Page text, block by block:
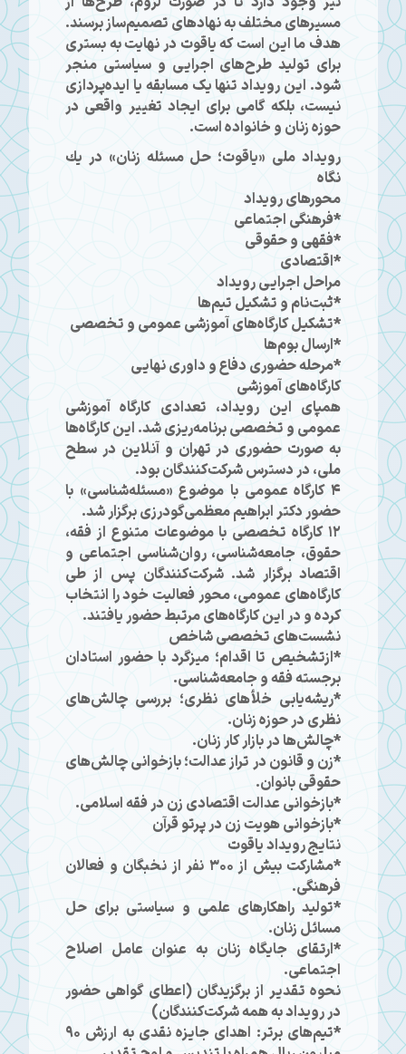
مسیرهای مختلف به نهادهای تصمیم‌ساز برسند.
هدف ما این است که یاقوت در نهایت به بستری
برای تولید طرح‌های اجرایی و سیاستی منجر
شود. این رویداد تنها یک مسابقه یا ایده‌پردازی
نیست، بلکه گامی برای ایجاد تغییر واقعی در
حوزه زنان و خانواده است.
رویداد ملی «یاقوت؛ حل مسئله زنان» در یك
نگاه
محورهای رویداد
*فرهنگی اجتماعی
*فقهی و حقوقی
*اقتصادی
مراحل اجرایی رویداد
*ثبت‌نام و تشکیل تیم‌ها
*تشكیل کارگاه‌های آموزشی عمومی و تخصصی
*ارسال بوم‌‌ها
*مرحله حضوری دفاع و داوری نهایی
کارگاه‌های آموزشی
همپای این رویداد، تعدادی کارگاه آموزشی
عمومی و تخصصی برنامه‌ریزی شد. این کارگاه‌ها
به صورت حضوری در تهران و آنلاین در سطح
ملی، در دسترس شرکت‌کنندگان بود.
4 کارگاه عمومی با موضوع «مسئله‌شناسی» با
حضور دکتر ابراهیم معظمی‌گودرزی برگزار شد.
12 کارگاه تخصصی با موضوعات متنوع از فقه،
حقوق، جامعه‌شناسی، روان‌شناسی اجتماعی و
اقتصاد برگزار شد. شرکت‌کنندگان پس از طی
کارگاه‌های عمومی، محور فعالیت خود را انتخاب
کرده و در این كارگاه‌های مرتبط حضور یافتند.
نشست‌های تخصصی شاخص
*ازتشخیص تا اقدام؛ میزگرد با حضور استادان
برجسته فقه و جامعه‌شناسی.
*ریشه‌یابی خلأهای نظری؛ بررسی چالش‌های
نظری در حوزه زنان.
*چالش‌ها در بازار کار زنان.
*زن و قانون در تراز عدالت؛ بازخوانی چالش‌های
حقوقی بانوان.
*بازخوانی عدالت اقتصادی زن در فقه اسلامی.
*بازخوانی هویت زن در پرتو قرآن
نتایج رویداد یاقوت
*مشارکت بیش از ۳۰۰ نفر از نخبگان و فعالان
فرهنگی.
*تولید راهکارهای علمی و سیاستی برای حل
مسائل زنان.
*ارتقای جایگاه زنان به عنوان عامل اصلاح
اجتماعی.
نحوه تقدیر از برگزیدگان (اعطای گواهی حضور
در رویداد به همه شرکت‌کنندگان)
*تیم‌های برتر: اهدای جایزه نقدی به ارزش 90